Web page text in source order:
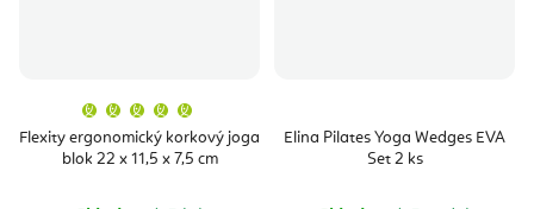
Flexity ergonomický korkový joga
blok 22 x 11,5 x 7,5 cm
produktu
je
5,0
hviezdičiek.
Elina Pilates Yoga Wedges EVA
Set 2 ks